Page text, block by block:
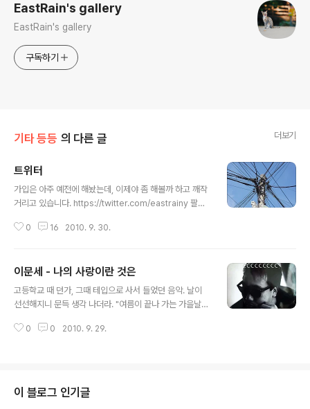
EastRain's gallery
EastRain's gallery
구독하기
기타 등등 의 다른 글 더보기
트위터
가입은 아주 예전에 해놨는데, 이제야 좀 해볼까 하고 깨작
거리고 있습니다. https://twitter.com/eastrainy 팔로
0 16 2010. 9. 30.
이문세 - 나의 사랑이란 것은
고등학교 때 던가, 그때 테입으로 사서 들었던 음악. 날이
선선해지니 문득 생각 나더라. "여름이 끝나 가는 가을날
랑은 말이 없지 꿈을 꾸는 것처럼 보랏빛 하늘 열린 새벽이
나면 뭔가 허전할 것 같아 바보는 그래 사랑이란 걸 말하기
싫어 가슴에 느껴 난 원래 그래 사랑이란 걸 말하기 보다 혼
0 0 2010. 9. 29.
이 블로그 인기글